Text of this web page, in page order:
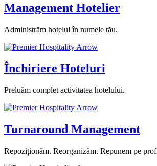
Management Hotelier
Administrăm hotelul în numele tău.
Închiriere Hoteluri
Preluăm complet activitatea hotelului.
Turnaround Management
Repoziționăm. Reorganizăm. Repunem pe